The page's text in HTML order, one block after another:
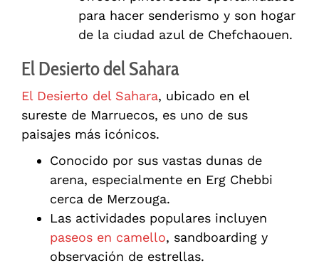
para hacer senderismo y son hogar
de la ciudad azul de Chefchaouen.
El Desierto del Sahara
El Desierto del Sahara, ubicado en el
sureste de Marruecos, es uno de sus
paisajes más icónicos.
Conocido por sus vastas dunas de
arena, especialmente en Erg Chebbi
cerca de Merzouga.
Las actividades populares incluyen
paseos en camello, sandboarding y
observación de estrellas.